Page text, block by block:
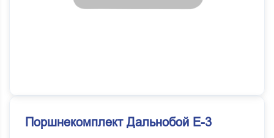
Поршнекомплект Дальнобой Е-3